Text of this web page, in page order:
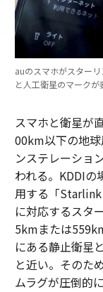
auのスマホがスター
と人工衛星のマークが
スマホと衛星が
00km以下の地
ンステレーショ
われる。KDDIの
用する「
に対応するスタ
5kmまたは
にある静止衛星
と近い。そのた
ムラグが圧倒的